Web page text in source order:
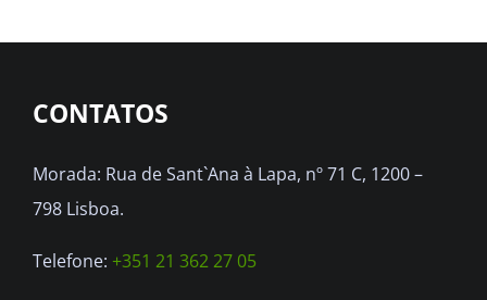
CONTATOS
Morada: Rua de Sant`Ana à Lapa, nº 71 C, 1200 –
798 Lisboa.
Telefone: +351 21 362 27 05